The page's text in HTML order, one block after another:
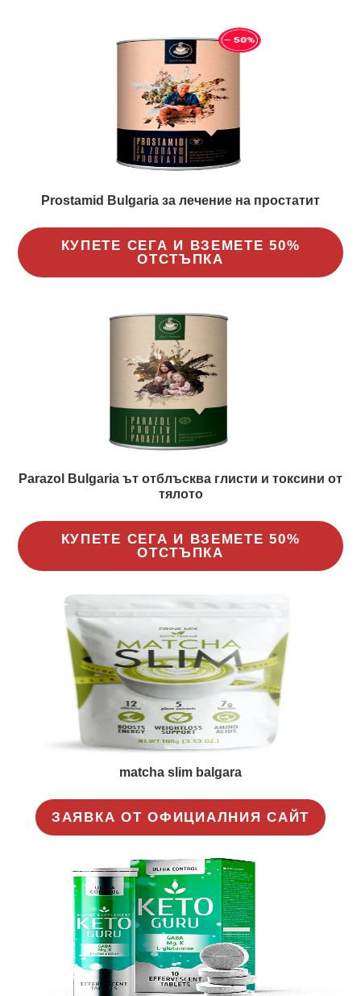
Prostamid Bulgaria за лечение на простатит
КУПЕТЕ СЕГА И ВЗЕМЕТЕ 50%
ОТСТЪПКА
Parazol Bulgaria ът отблъсква глисти и токсини от
тялото
КУПЕТЕ СЕГА И ВЗЕМЕТЕ 50%
ОТСТЪПКА
matcha slim balgara
ЗАЯВКА ОТ ОФИЦИАЛНИЯ САЙТ